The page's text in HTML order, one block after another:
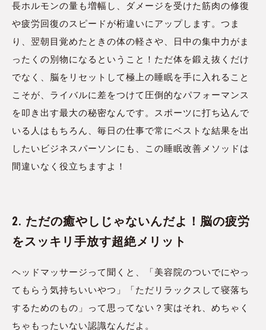
長ホルモンの量も増幅し、ダメージを受けた筋肉の修復
や疲労回復のスピードが桁違いにアップします。つま
り、翌朝目覚めたときの体の軽さや、日中の集中力がま
ったくの別物になるということ！ただ体を鍛え抜くだけ
でなく、脳をリセットして極上の睡眠を手に入れること
こそが、ライバルに差をつけて圧倒的なパフォーマンス
を叩き出す最大の秘密なんです。スポーツに打ち込んで
いる人はもちろん、毎日の仕事で常にベストな結果を出
したいビジネスパーソンにも、この睡眠改善メソッドは
間違いなく役立ちますよ！
2. ただの癒やしじゃないんだよ！脳の疲労
をスッキリ手放す超絶メリット
ヘッドマッサージって聞くと、「美容院のついでにやっ
てもらう気持ちいいやつ」「ただリラックスして寝落ち
するためのもの」って思ってない？実はそれ、めちゃく
ちゃもったいない認識なんだよ。